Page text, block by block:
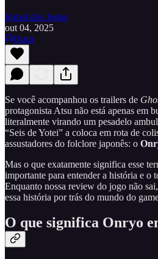
Jornal dos Jogos
out 04, 2025
Ouça
Se você acompanhou os trailers de
protagonista Atsu não está apenas em
literalmente virando um pesadelo
“Seis de Yotei” a coloca em rota de
assustadores do folclore japonês: o
Mas o que exatamente significa esse
importante para entender a história e o
Enquanto nossa review do jogo não
essa história por trás do mundo do
O que significa Onryo